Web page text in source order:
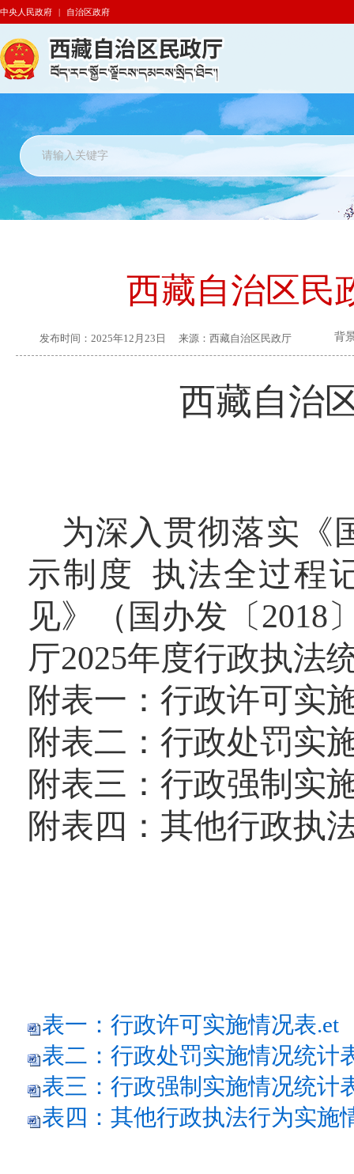
中央人民政府 | 自治区政府
西藏自治区民
发布时间： 2025年12月23日 来源： 西藏自治区民政厅 背
西藏自治
为深入贯彻落实《
示制度 执法全过程
见》（国办发 〔2018
厅2025年度行政执法
附表一：行政许可实
附表二：行政处罚实
附表三：行政强制实
附表四：其他行政执
表一：行政许可实施情况表.et
表二：行政处罚实施情况统计
表三：行政强制实施情况统计
表四：其他行政执法行为实施